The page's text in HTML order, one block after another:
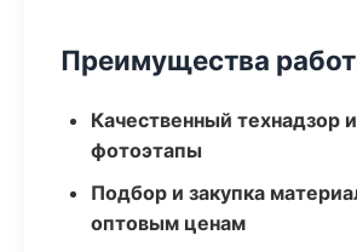
Преимущества
Качественный технадзор
фотоэтапы
Подбор и закупка
оптовым ценам